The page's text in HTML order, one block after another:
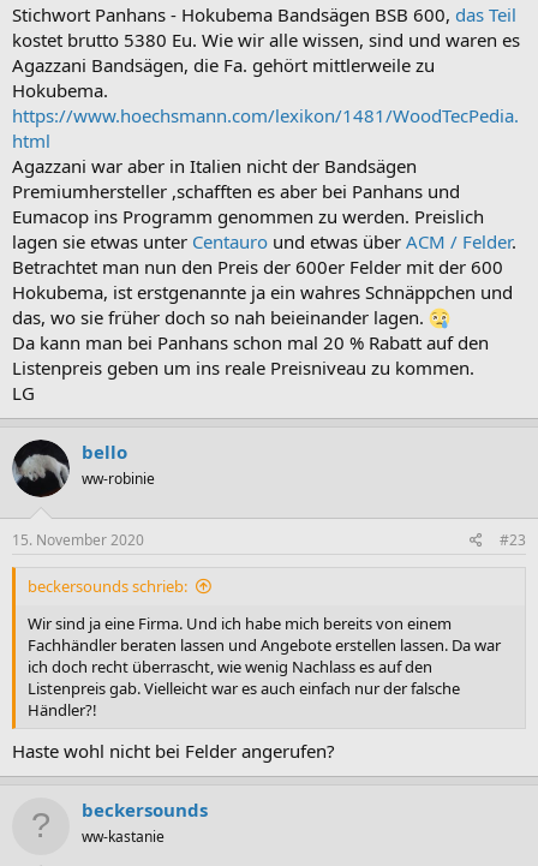
Stichwort Panhans - Hokubema Bandsägen BSB 600, das Teil
kostet brutto 5380 Eu. Wie wir alle wissen, sind und waren es
Agazzani Bandsägen, die Fa. gehört mittlerweile zu
Hokubema.
https://www.hoechsmann.com/lexikon/1481/WoodTecPedia.
html
Agazzani war aber in Italien nicht der Bandsägen
Premiumhersteller ,schafften es aber bei Panhans und
Eumacop ins Programm genommen zu werden. Preislich
lagen sie etwas unter Centauro und etwas über ACM / Felder.
Betrachtet man nun den Preis der 600er Felder mit der 600
Hokubema, ist erstgenannte ja ein wahres Schnäppchen und
das, wo sie früher doch so nah beieinander lagen.
Da kann man bei Panhans schon mal 20 % Rabatt auf den
Listenpreis geben um ins reale Preisniveau zu kommen.
LG
bello
ww-robinie
15. November 2020 #23
beckersounds schrieb:
Wir sind ja eine Firma. Und ich habe mich bereits von einem
Fachhändler beraten lassen und Angebote erstellen lassen. Da war
ich doch recht überrascht, wie wenig Nachlass es auf den
Listenpreis gab. Vielleicht war es auch einfach nur der falsche
Händler?!
Haste wohl nicht bei Felder angerufen?
beckersounds
ww-kastanie